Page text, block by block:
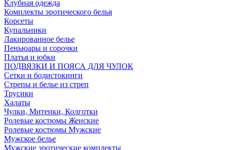
Клубная одежда
Комплекты эротического белья
Корсеты
Купальники
Лакированное белье
Пеньюары и сорочки
Платья и юбки
ПОДВЯЗКИ И ПОЯСА ДЛЯ ЧУЛОК
Сетки и бодистокинги
Стрепы и белье из стреп
Трусики
Халаты
Чулки, Митенки, Колготки
Ролевые костюмы Женские
Ролевые костюмы Мужские
Мужское белье
Мужские эротические комплекты